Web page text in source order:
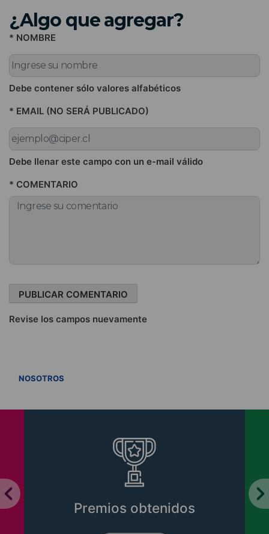
¿Algo que agregar?
* NOMBRE
Debe contener sólo valores alfabéticos
* EMAIL (NO SERÁ PUBLICADO)
Debe llenar este campo con un e-mail válido
* COMENTARIO
Revise los campos nuevamente
NOSOTROS
Premios obtenidos